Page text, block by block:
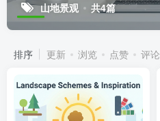
山地景观 共4篇
排序 更新 浏览 点赞 评论